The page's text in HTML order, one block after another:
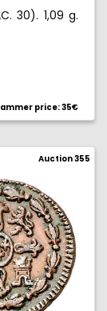
30). 1,09 g.
price: 35€
Auction 355